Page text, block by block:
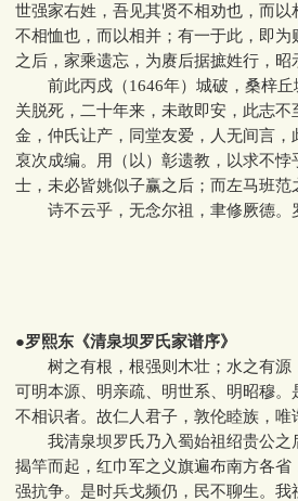
世强家右姓，吾见其贤不相劝也，而
不相恤也，而以相并；有一于此，即
之后，家乘遗忘，为赓后据摭姓行，昭
前此丙戍（1646年）城破，桑梓丘
关脱死，二十年来，未敢即安，此志
金，仲氏让产，同堂友爱，人无间言
裒次成编。用（以）彰遗教，以求不
士，未必皆姚似子赢之后；而左马班范
诗不云乎，无念尔祖，聿修厥德。
●罗熙东《清泉坝罗氏家谱序》
树之有根，根强则木壮；水之有源
可明本源、明亲疏、明世系、明昭穆
不相识者。故仁人君子，敦伦睦族，唯
我清泉坝罗氏乃入蜀始祖绍贵公之
揭竿而起，红巾军之义旗遍布南方各
强抗争。是时兵戈频仍，民不聊生。我